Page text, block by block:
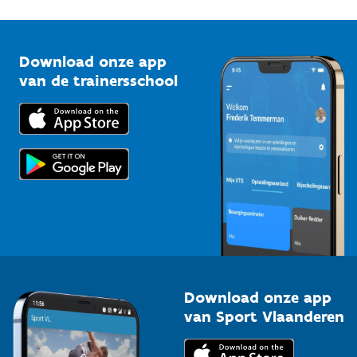
Bedrijven
Trainers en begeleiders
Topsporters
Vlaamse Trainersschool
Kennisplatform
Downloads
Voor de pers
Download onze app
van de trainersschool
Download onze app
van Sport Vlaanderen